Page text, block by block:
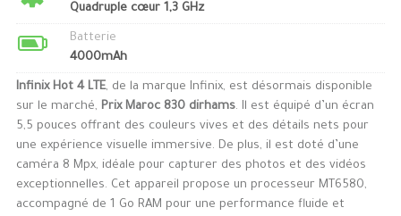
Quadruple cœur 1,3 GHz
Batterie
4000mAh
Infinix Hot 4 LTE, de la marque Infinix, est désormais disponible
sur le marché, Prix Maroc 830 dirhams. Il est équipé d’un écran
5,5 pouces offrant des couleurs vives et des détails nets pour
une expérience visuelle immersive. De plus, il est doté d’une
caméra 8 Mpx, idéale pour capturer des photos et des vidéos
exceptionnelles. Cet appareil propose un processeur MT6580,
accompagné de 1 Go RAM pour une performance fluide et